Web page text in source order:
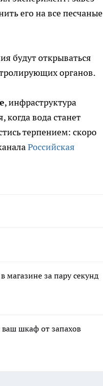
его на все песчаные
будут открываться
органов.
, инфраструктура
вода станет
терпением: скоро
Российская
магазине за пару секунд
ваш шкаф от запахов